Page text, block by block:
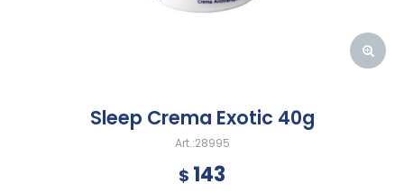
Sleep Crema Exotic 40g
28995
$ 143